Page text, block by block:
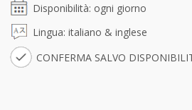
Disponibilità: ogni giorno
Lingua: italiano & inglese
CONFERMA SALVO